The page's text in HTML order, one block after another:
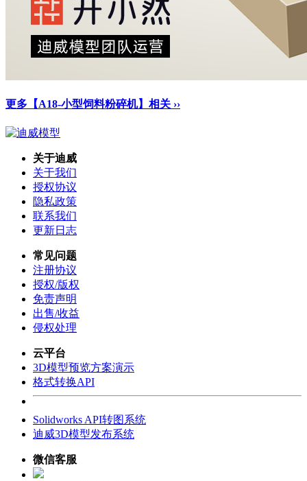
更多【A18-小型饲料粉碎机】相关 ››
关于迪威
关于我们
授权协议
隐私政策
联系我们
更新日志
常见问题
注册协议
授权/版权
免责声明
出售/收益
侵权处理
云平台
3D模型预览方案演示
格式转换API
Solidworks API转图系统
迪威3D模型发布系统
微信客服